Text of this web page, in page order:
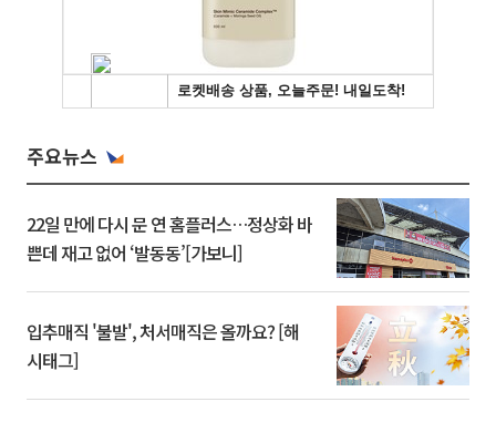
주요뉴스
22일 만에 다시 문 연 홈플러스…정상화 바
쁜데 재고 없어 ‘발동동’[가보니]
입추매직 '불발', 처서매직은 올까요? [해
시태그]